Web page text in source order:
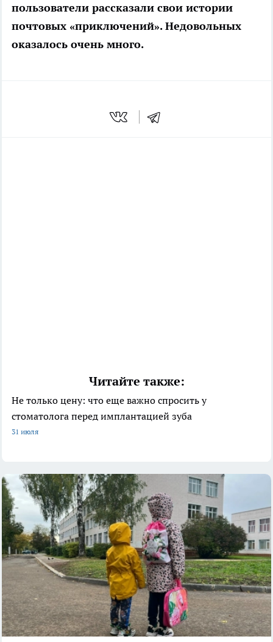
пользователи рассказали свои истории
почтовых «приключений». Недовольных
оказалось очень много.
Читайте также:
Не только цену: что еще важно спросить у
стоматолога перед имплантацией зуба
31 июля